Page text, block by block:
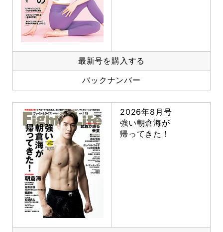
最新号を購入する
バックナンバー
2026年8月号
強い朝倉海が
帰ってきた！